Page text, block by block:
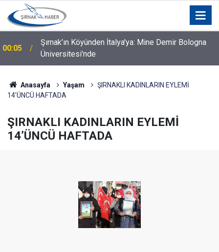
00:04
Silopi İçin Kurumlar ve STK'lar Bir Araya Geldi: Hangi
Talepler Gündeme Geldi?
Anasayfa Yaşam
ŞIRNAKLI KADINLARIN EYLEMİ
14’ÜNCÜ HAFTADA
ŞIRNAKLI KADINLARIN EYLEMİ
14’ÜNCÜ HAFTADA